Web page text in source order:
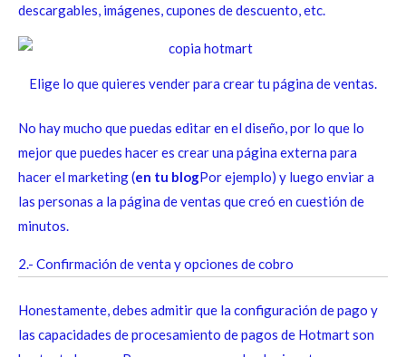
descargables, imágenes, cupones de descuento, etc.
Elige lo que quieres vender para crear tu página de ventas.
No hay mucho que puedas editar en el diseño, por lo que lo
mejor que puedes hacer es crear una página externa para
hacer el marketing (en tu blogPor ejemplo) y luego enviar a
las personas a la página de ventas que creó en cuestión de
minutos.
2.- Confirmación de venta y opciones de cobro
Honestamente, debes admitir que la configuración de pago y
las capacidades de procesamiento de pagos de Hotmart son